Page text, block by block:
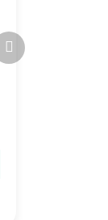
Další
produkt